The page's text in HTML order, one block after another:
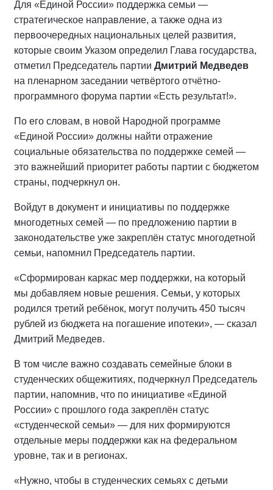
Для «Единой России» поддержка семьи —
стратегическое направление, а также одна из
первоочередных национальных целей развития,
которые своим Указом определил Глава государства,
отметил Председатель партии Дмитрий Медведев
на пленарном заседании четвёртого отчётно-
программного форума партии «Есть результат!».
По его словам, в новой Народной программе
«Единой России» должны найти отражение
социальные обязательства по поддержке семей —
это важнейший приоритет работы партии с бюджетом
страны, подчеркнул он.
Войдут в документ и инициативы по поддержке
многодетных семей — по предложению партии в
законодательстве уже закреплён статус многодетной
семьи, напомнил Председатель партии.
«Сформирован каркас мер поддержки, на который
мы добавляем новые решения. Семьи, у которых
родился третий ребёнок, могут получить 450 тысяч
рублей из бюджета на погашение ипотеки», — сказал
Дмитрий Медведев.
В том числе важно создавать семейные блоки в
студенческих общежитиях, подчеркнул Председатель
партии, напомнив, что по инициативе «Единой
России» с прошлого года закреплён статус
«студенческой семьи» — для них формируются
отдельные меры поддержки как на федеральном
уровне, так и в регионах.
«Нужно, чтобы в студенческих семьях с детьми